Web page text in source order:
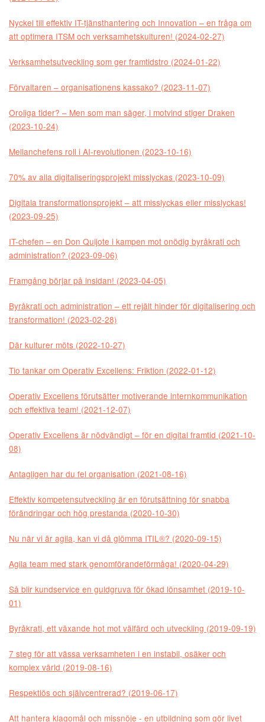
Nyckel till effektiv IT-tjänsthantering och Innovation – en fråga om
att optimera ITSM och verksamhetskulturen! (2024-02-27)
Verksamhetsutveckling som ger framtidstro (2024-01-22)
Förvaltaren – organisationens kassako? (2023-11-07)
Oroliga tider? – Men som man säger, i motvind stiger Draken
(2023-10-24)
Mellanchefens roll i AI-revolutionen (2023-10-16)
70% av alla digitaliseringsprojekt misslyckas (2023-10-09)
Digitala transformationsprojekt – att misslyckas eller misslyckas!
(2023-09-25)
IT-chefen – en Don Quijote i kampen mot onödig byråkrati och
administration? (2023-09-06)
Framgång börjar på insidan! (2023-04-05)
Byråkrati och administration – ett rejält hinder för digitalisering och
transformation! (2023-02-28)
Där kulturer möts (2022-10-27)
Tio tankar om Operativ Excellens: Friktion (2022-01-12)
Operativ Excellens förutsätter motiverande internkommunikation
och effektiva team! (2021-12-07)
Operativ Excellens är nödvändigt – för en digital framtid (2021-10-
08)
Antagligen har du fel organisation (2021-08-16)
Effektiv kompetensutveckling är en förutsättning för snabba
förändringar och hög prestanda (2020-10-30)
Nu när vi är agila, kan vi då glömma ITIL®? (2020-09-15)
Agila team med stark genomförandeförmåga! (2020-04-29)
Så blir kundservice en guldgruva för ökad lönsamhet (2019-10-
01)
Byråkrati, ett växande hot mot välfärd och utveckling (2019-09-19)
7 steg för att vässa verksamheten i en instabil, osäker och
komplex värld (2019-08-16)
Respektlös och självcentrerad? (2019-06-17)
Att hantera klagomål och missnöje - en utbildning som gör livet